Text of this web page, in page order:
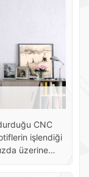
CNC
işlendiği
üzerine